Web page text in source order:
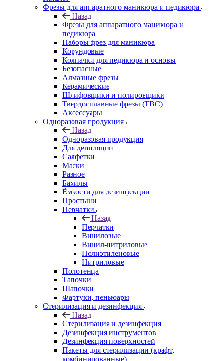
Фрезы для аппаратного маникюра и педикюра
Назад
Фрезы для аппаратного маникюра и
педикюра
Наборы фрез для маникюра
Корундовые
Колпачки для педикюра и основы
Безопасные
Алмазные фрезы
Керамические
Шлифовщики и полировщики
Твердосплавные фрезы (ТВС)
Аксессуары
Одноразовая продукция
Назад
Одноразовая продукция
Для депиляции
Салфетки
Маски
Разное
Бахилы
Ёмкости для дезинфекции
Простыни
Перчатки
Назад
Перчатки
Виниловые
Винил-нитриловые
Полиэтиленовые
Нитриловые
Полотенца
Тапочки
Шапочки
Фартуки, пеньюары
Стерилизация и дезинфекция
Назад
Стерилизация и дезинфекция
Дезинфекция инструментов
Дезинфекция поверхностей
Пакеты для стерилизации (крафт,
комбинированные)